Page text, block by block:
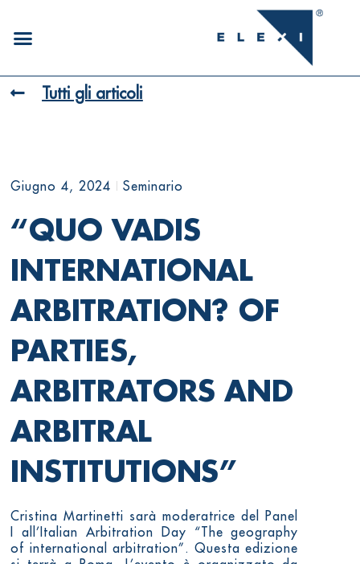
Tutti gli articoli
Giugno 4, 2024 Seminario
“QUO VADIS
INTERNATIONAL
ARBITRATION? OF
PARTIES,
ARBITRATORS AND
ARBITRAL
INSTITUTIONS”
Cristina Martinetti sarà moderatrice del Panel
I all’Italian Arbitration Day “The geography
of international arbitration”. Questa edizione